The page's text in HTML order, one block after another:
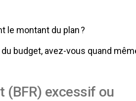
le montant du plan ?
budget, avez-vous quand
(BFR) excessif ou